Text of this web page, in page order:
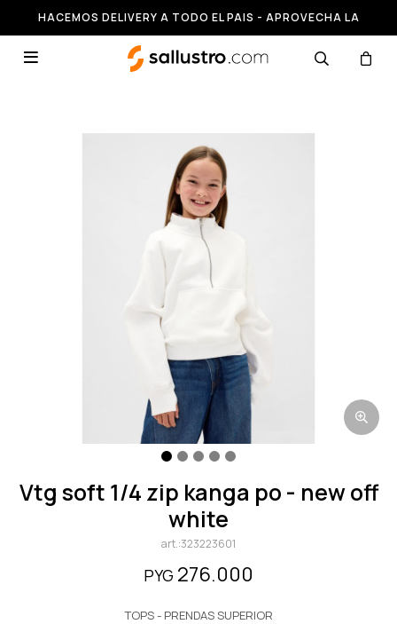
HACEMOS DELIVERY A TODO EL PAIS - APROVECHA LA
RUNNING HASTA 50% OFF

vtg soft 1/4 zip kanga po - new off
white
323223601
PYG 276.000
TOPS - PRENDAS SUPERIOR